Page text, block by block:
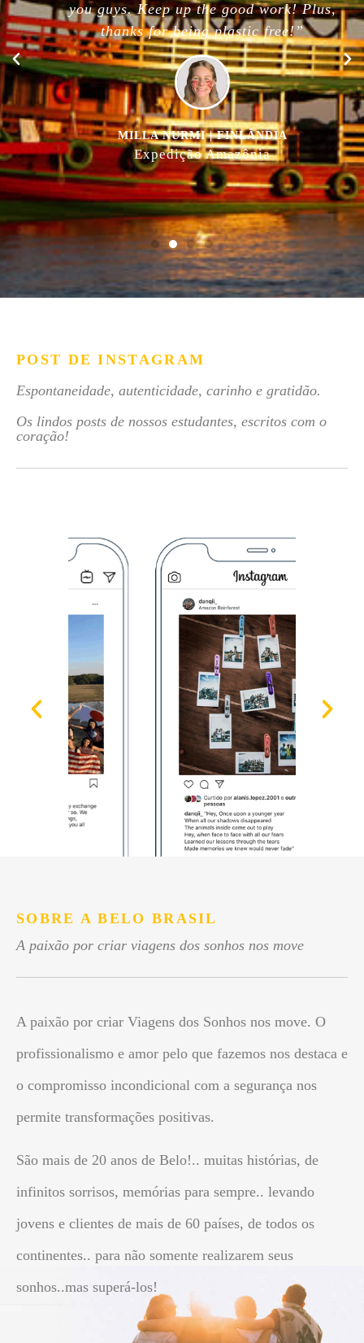
you guys. Keep up the good work! Plus,
thanks for being plastic free!”
MILLA NURMI | FINLÂNDIA
Expedição Amazônia
POST DE INSTAGRAM
Espontaneidade, autenticidade, carinho e gratidão.
Os lindos posts de nossos estudantes, escritos com o
coração!
SOBRE A BELO BRASIL
A paixão por criar viagens dos sonhos nos move
A paixão por criar Viagens dos Sonhos nos move. O
profissionalismo e amor pelo que fazemos nos destaca e
o compromisso incondicional com a segurança nos
permite transformações positivas.
São mais de 20 anos de Belo!.. muitas histórias, de
infinitos sorrisos, memórias para sempre.. levando
jovens e clientes de mais de 60 países, de todos os
continentes.. para não somente realizarem seus
sonhos..mas superá-los!